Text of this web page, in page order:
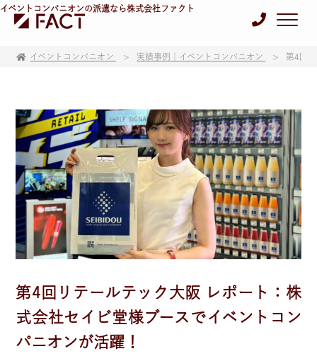
イベントコンパニオンの派遣なら株式会社ファクト
イベントコンパニオン 実績事例｜イベントコンパニオン 第4回
第4回リテールテック大阪 レポート：株
式会社セイビ堂様ブースでイベントコン
パニオンが活躍！